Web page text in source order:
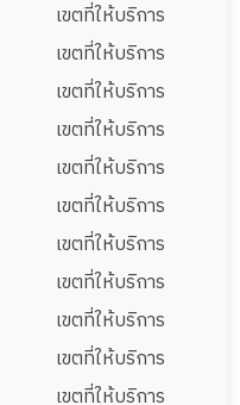
ทุ่งเสลี่ยมพรหมพิราม
เนินมะปราง
โพธิ์ประทับช้าง
สามง่าม
บึงนาราง
ดงเจริญ
เขตที่ให้บริการ
หล่มสัก
หนองไผ่
เขาค้อ
เขตที่ให้บริการ
สวนผึ้ง
บางแพ
บ้านคา
เขตที่ให้บริการ
บ่อพลอย
ทองผาภูมิ
เลาขวัญ
ห้วยกระเจา
เขตที่ให้บริการ
นางบวช
ด่านช้าง
ดอนเจดีย์
สองพี่น้อง
หนองหญ้าไซ
เขตที่ให้บริการ
นครชัยศรี
สามพราน พุทธมณฑล
เขตที่ให้บริการ
บ้านแพ้ว
เขตที่ให้บริการ
อัมพวา
เขตที่ให้บริการ
หนองหญ้าปล้อง
บ้านลาด
บ้านแหลม
เขตที่ให้บริการ
ทับสะแก
ปราณบุรี
เขตที่ให้บริการ
พรหมคีรี
ลานสกา
เขตที่ให้บริการ